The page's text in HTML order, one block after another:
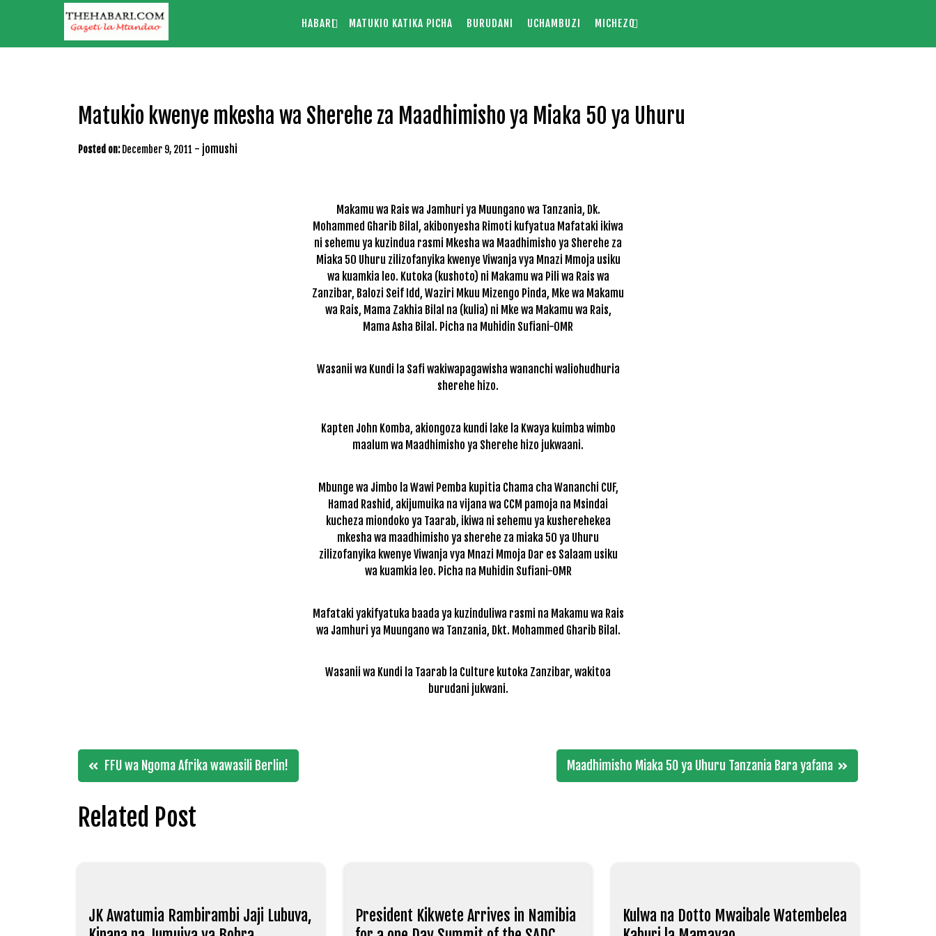
HABARI MATUKIO KATIKA PICHA BURUDANI UCHAMBUZI MICHEZO
Matukio kwenye mkesha wa Sherehe za Maadhimisho ya Miaka 50 ya Uhuru
Posted on: December 9, 2011 - jomushi
Makamu wa Rais wa Jamhuri ya Muungano wa Tanzania, Dk.
Mohammed Gharib Bilal, akibonyesha Rimoti kufyatua Mafataki ikiwa
ni sehemu ya kuzindua rasmi Mkesha wa Maadhimisho ya Sherehe za
Miaka 50 Uhuru zilizofanyika kwenye Viwanja vya Mnazi Mmoja usiku
wa kuamkia leo. Kutoka (kushoto) ni Makamu wa Pili wa Rais wa
Zanzibar, Balozi Seif Idd, Waziri Mkuu Mizengo Pinda, Mke wa Makamu
wa Rais, Mama Zakhia Bilal na (kulia) ni Mke wa Makamu wa Rais,
Mama Asha Bilal. Picha na Muhidin Sufiani-OMR
Wasanii wa Kundi la Safi wakiwapagawisha wananchi waliohudhuria
sherehe hizo.
Kapten John Komba, akiongoza kundi lake la Kwaya kuimba wimbo
maalum wa Maadhimisho ya Sherehe hizo jukwaani.
Mbunge wa Jimbo la Wawi Pemba kupitia Chama cha Wananchi CUF,
Hamad Rashid, akijumuika na vijana wa CCM pamoja na Msindai
kucheza miondoko ya Taarab, ikiwa ni sehemu ya kusherehekea
mkesha wa maadhimisho ya sherehe za miaka 50 ya Uhuru
zilizofanyika kwenye Viwanja vya Mnazi Mmoja Dar es Salaam usiku
wa kuamkia leo. Picha na Muhidin Sufiani-OMR
Mafataki yakifyatuka baada ya kuzinduliwa rasmi na Makamu wa Rais
wa Jamhuri ya Muungano wa Tanzania, Dkt. Mohammed Gharib Bilal.
Wasanii wa Kundi la Taarab la Culture kutoka Zanzibar, wakitoa
burudani jukwani.
Post
navigation
FFU wa Ngoma Afrika wawasili Berlin! Maadhimisho Miaka 50 ya Uhuru Tanzania Bara yafana
Related Post
JK Awatumia Rambirambi Jaji Lubuva,
President Kikwete Arrives in Namibia
Kulwa na Dotto Mwaibale Watembelea